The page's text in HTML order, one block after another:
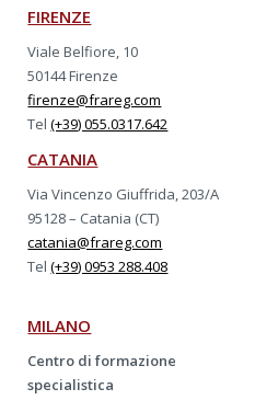
FIRENZE
Viale Belfiore, 10
50144 Firenze
firenze@frareg.com
Tel(+39) 055.0317.642
CATANIA
Via Vincenzo Giuffrida, 203/A
95128 – Catania (CT)
catania@frareg.com
Tel(+39) 0953 288.408
MILANO
Centro di formazione
specialistica